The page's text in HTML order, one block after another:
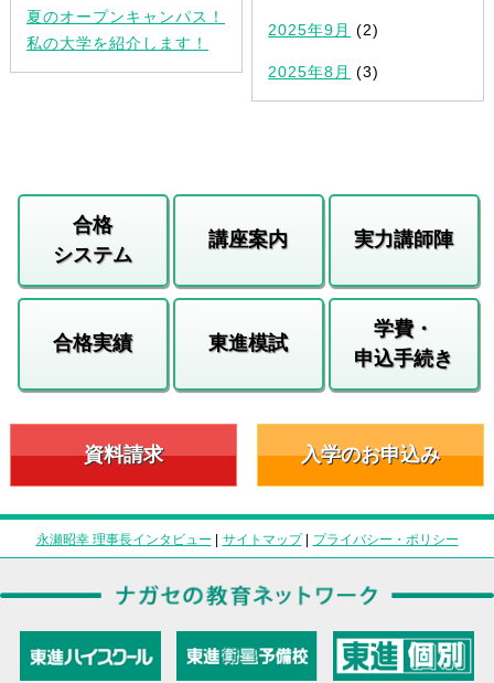
夏のオープンキャンパス！
私の大学を紹介します！
2025年9月 (2)
2025年8月 (3)
合格
システム
講座案内 実力講師陣
合格実績 東進模試
学費・
申込手続き
資料請求 入学のお申込み
永瀬昭幸 理事長インタビュー | サイトマップ| プライバシー・ポリシー